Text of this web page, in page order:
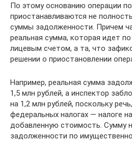
По этому основанию операции
приостанавливаются не
суммы задолженности. Причем
реальная сумма, которая идет
лицевым счетом, а та, что
решении о приостановлении
Например, реальная сумма
1,5 млн рублей, а инспектор
на 1,2 млн рублей, поскольку
федеральных налогах — налоге
добавленную стоимость. Сумму
задолженности по